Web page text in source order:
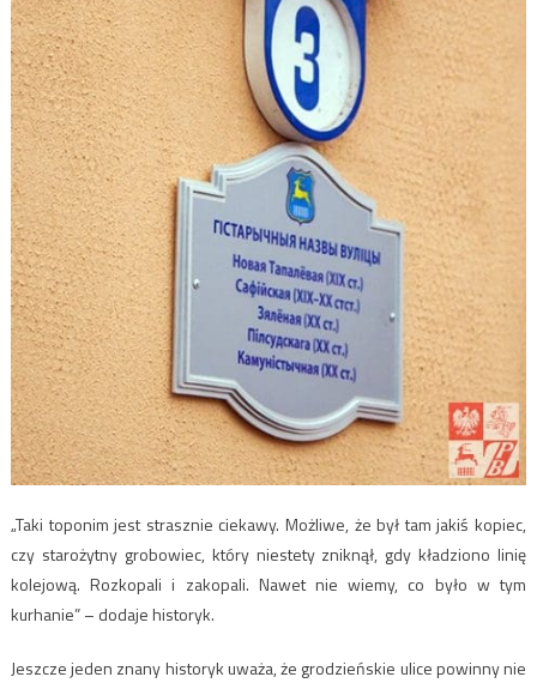
„Taki toponim jest strasznie ciekawy. Możliwe, że był tam jakiś kopiec,
czy starożytny grobowiec, który niestety zniknął, gdy kładziono linię
kolejową. Rozkopali i zakopali. Nawet nie wiemy, co było w tym
kurhanie” – dodaje historyk.
Jeszcze jeden znany historyk uważa, że grodzieńskie ulice powinny nie